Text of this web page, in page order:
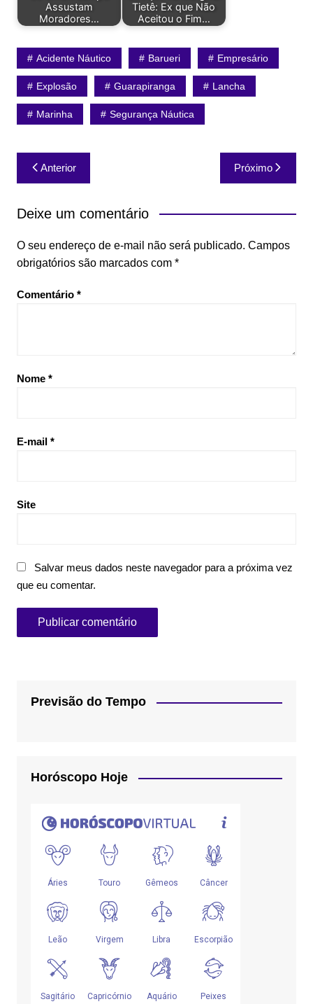
Assustam
Moradores…
Tietê: Ex que Não
Aceitou o Fim…
Acidente Náutico Barueri Empresário
Explosão Guarapiranga Lancha
Marinha Segurança Náutica
Navegação
de
Post
Anterior Próximo
Deixe um comentário
O seu endereço de e-mail não será publicado. Campos
obrigatórios são marcados com *
Comentário *
Nome *
E-mail *
Site
Salvar meus dados neste navegador para a próxima vez
que eu comentar.
Previsão do Tempo
Horóscopo Hoje